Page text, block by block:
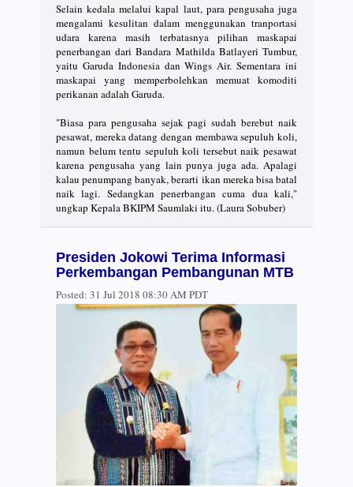
Selain kedala melalui kapal laut, para pengusaha juga
mengalami kesulitan dalam menggunakan tranportasi
udara karena masih terbatasnya pilihan maskapai
penerbangan dari Bandara Mathilda Batlayeri Tumbur,
yaitu Garuda Indonesia dan Wings Air. Sementara ini
maskapai yang memperbolehkan memuat komoditi
perikanan adalah Garuda.
"Biasa para pengusaha sejak pagi sudah berebut naik
pesawat, mereka datang dengan membawa sepuluh koli,
namun belum tentu sepuluh koli tersebut naik pesawat
karena pengusaha yang lain punya juga ada. Apalagi
kalau penumpang banyak, berarti ikan mereka bisa batal
naik lagi. Sedangkan penerbangan cuma dua kali,"
ungkap Kepala BKIPM Saumlaki itu. (Laura Sobuber)
Presiden Jokowi Terima Informasi
Perkembangan Pembangunan MTB
Posted: 31 Jul 2018 08:30 AM PDT